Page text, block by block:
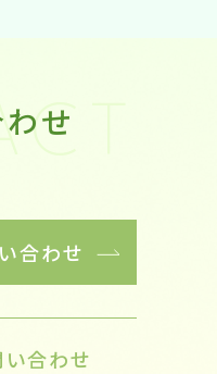
せ
合わせ
合わせ